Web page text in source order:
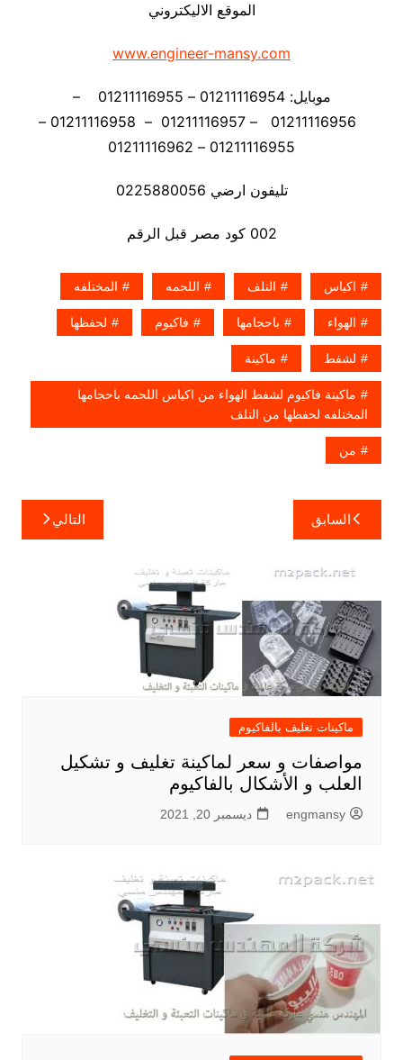
الموقع الاليكتروني
www.engineer-mansy.com
موبايل: 01211116954 – 01211116955 –
01211116956 – 01211116957 – 01211116958 –
01211116955 – 01211116962
تليفون ارضي 0225880056
002 كود مصر قبل الرقم
اكياس التلف اللحمه المختلفه
الهواء باحجامها فاكيوم لحفظها
لشفط ماكينة
ماكينة فاكيوم لشفط الهواء من اكياس اللحمه باحجامها
المختلفه لحفظها من التلف
من
تصفّح
المقالات
السابق التالي
ماكينات تغليف بالفاكيوم
مواصفات و سعر لماكينة تغليف و تشكيل
العلب و الأشكال بالفاكيوم
engmansy ديسمبر 20, 2021